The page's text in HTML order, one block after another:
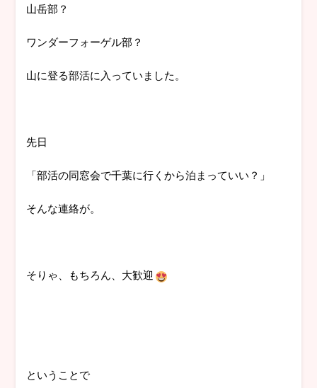
山岳部？
ワンダーフォーゲル部？
山に登る部活に入っていました。
先日
「部活の同窓会で千葉に行くから泊まっていい？」
そんな連絡が。
そりゃ、もちろん、大歓迎
ということで